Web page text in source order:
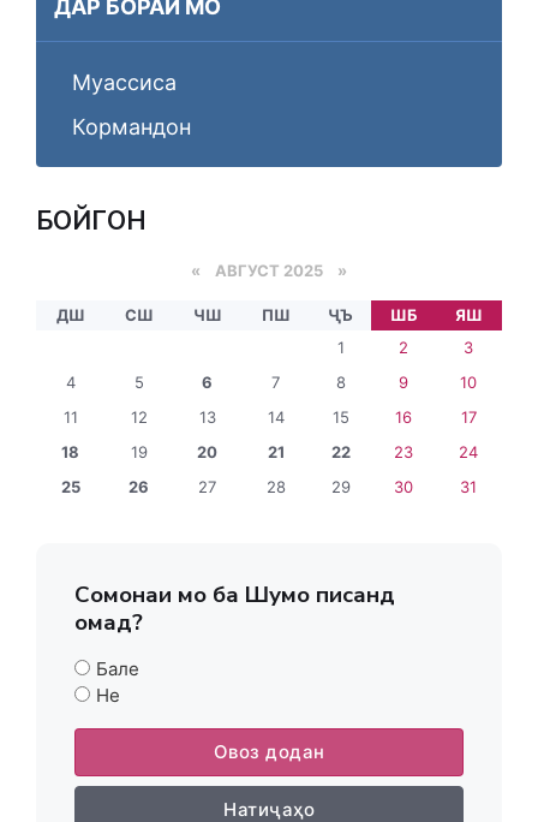
ДАР БОРАИ МО
Муассиса
Кормандон
БОЙГОНӢ
« АВГУСТ 2025 »
ДШ СШ ЧШ ПШ ҶЪ ШБ
ЯШ
1
2
3
4
5 6 7 8 9
10
11
12 13 14 15 16
17
18
19 20 21 22 23
24
25
26 27 28 29 30 31
Сомонаи мо ба Шумо писанд
омад?
Бале
Не
Овоз додан
Натиҷаҳо